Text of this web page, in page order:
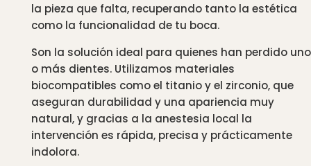
la pieza que falta, recuperando tanto la estética
como la funcionalidad de tu boca.
Son la solución ideal para quienes han perdido uno
o más dientes. Utilizamos materiales
biocompatibles como el titanio y el zirconio, que
aseguran durabilidad y una apariencia muy
natural, y gracias a la anestesia local la
intervención es rápida, precisa y prácticamente
indolora.